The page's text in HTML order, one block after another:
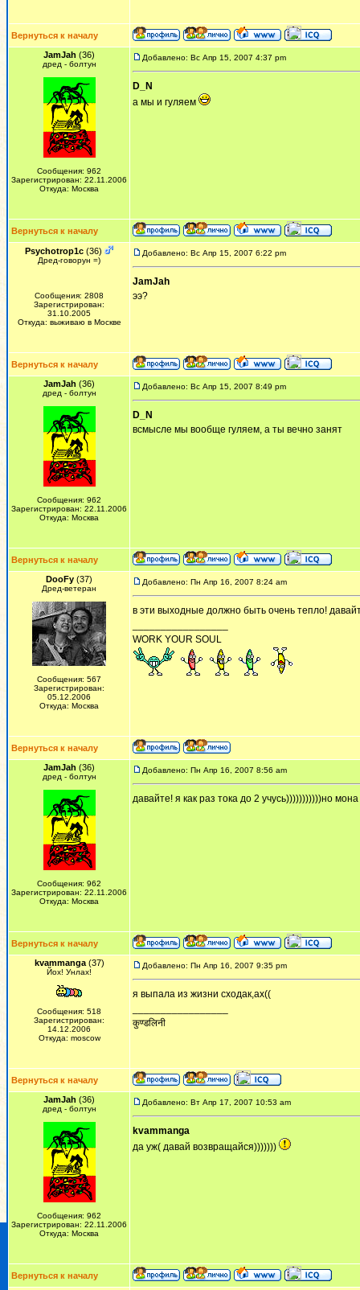
Вернуться к началу
JamJah (36)
дред - болтун
Сообщения: 962
Зарегистрирован: 22.11.2006
Откуда: Москва
Добавлено: Вс Апр 15, 2007 4:37 pm
D_N
а мы и гуляем
Вернуться к началу
Psychotrop1c (36)
Дред-говорун =)
Сообщения: 2808
Зарегистрирован:
31.10.2005
Откуда: выживаю в Москве
Добавлено: Вс Апр 15, 2007 6:22 pm
JamJah
ээ?
Вернуться к началу
JamJah (36)
дред - болтун
Сообщения: 962
Зарегистрирован: 22.11.2006
Откуда: Москва
Добавлено: Вс Апр 15, 2007 8:49 pm
D_N
всмысле мы вообще гуляем, а ты вечно занят
Вернуться к началу
DooFy (37)
Дред-ветеран
Сообщения: 567
Зарегистрирован:
05.12.2006
Откуда: Москва
Добавлено: Пн Апр 16, 2007 8:24 am
в эти выходные должно быть очень тепло!
WORK YOUR SOUL
Вернуться к началу
JamJah (36)
дред - болтун
Сообщения: 962
Зарегистрирован: 22.11.2006
Откуда: Москва
Добавлено: Пн Апр 16, 2007 8:56 am
давайте! я как раз тока до 2 учусь)))))))))))но
Вернуться к началу
kvammanga(37)
Йох! Унлах!
Сообщения: 518
Зарегистрирован:
14.12.2006
Откуда: moscow
Добавлено: Пн Апр 16, 2007 9:35 pm
я выпала из жизни сходак,ах((
कुण्डलिनी
Вернуться к началу
JamJah (36)
дред - болтун
Сообщения: 962
Зарегистрирован: 22.11.2006
Откуда: Москва
Добавлено: Вт Апр 17, 2007 10:53 am
kvammanga
да уж( давай возвращайся)))))))
Вернуться к началу